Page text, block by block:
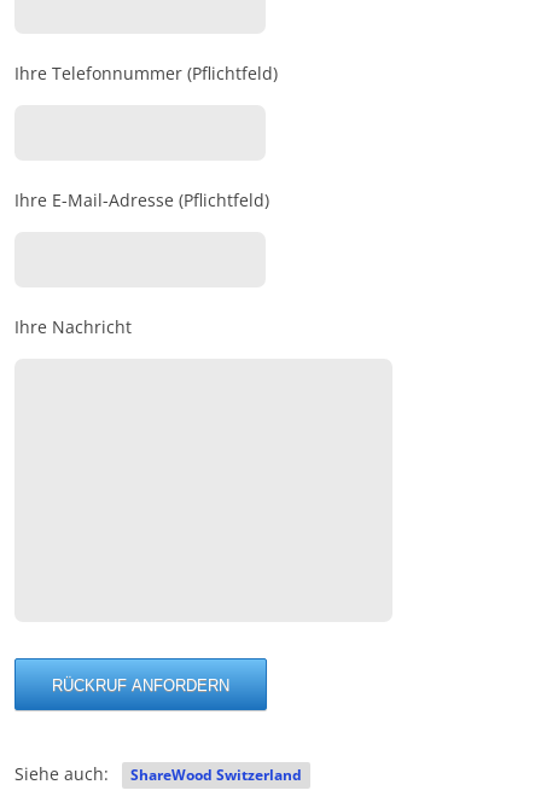
Ihre Telefonnummer (Pflichtfeld)
Ihre E-Mail-Adresse (Pflichtfeld)
Ihre Nachricht
Siehe auch: ShareWood Switzerland